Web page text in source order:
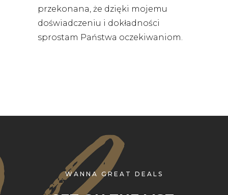
przekonana, że dzięki mojemu
doświadczeniu i dokładności
sprostam Państwa oczekiwaniom.
WANNA GREAT DEALS